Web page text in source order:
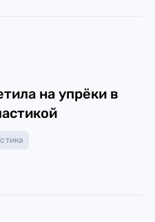
на упрёки в